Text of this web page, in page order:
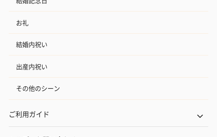
お礼
結婚内祝い
出産内祝い
その他のシーン
ご利用ガイド